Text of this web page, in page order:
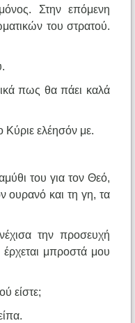
Στην επόμενη
του στρατού.
πως θα πάει καλά
Κύριε ελέησόν με.
του για τον Θεό,
ουρανό και τη γη, τα
την προσευχή
μπροστά μου
είστε;